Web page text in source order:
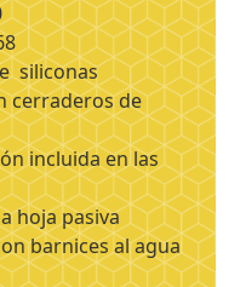
siliconas
cerraderos de
incluida en las
hoja pasiva
barnices al agua